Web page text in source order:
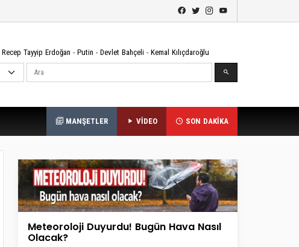
Recep Tayyip Erdoğan - Putin - Devlet Bahçeli - Kemal Kılıçdaroğlu
Ara
MANŞETLER VİDEO SON DAKİKA
Meteoroloji Duyurdu! Bugün Hava Nasıl
Olacak?